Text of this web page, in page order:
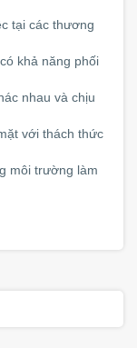
tại các thương
khả năng phối
nhau và chịu
với thách thức
môi trường làm